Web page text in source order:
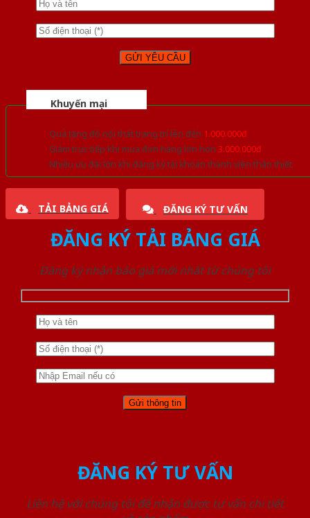
Khuyến mại
Quà tặng đồ nội thất trang trí lên đến 1.000.000đ
Giảm trực tiếp khi mua đơn hàng lớn hơn 3.000.000đ
Nhiều ưu đãi lớn khi đăng ký tài khoản thành viên thân thiết
TẢI BẢNG GIÁ ĐĂNG KÝ TƯ VẤN
ĐĂNG KÝ TẢI BẢNG GIÁ
Đăng ký nhận báo giá mới nhất từ chúng tôi
ĐĂNG KÝ TƯ VẤN
Liên hệ với chúng tôi để nhận được tư vấn chi tiết